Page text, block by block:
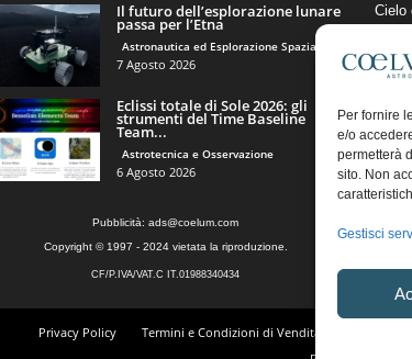
Per fornire
e/o
permetterà
sito. Non
Gestisci
Il futuro dell’esplorazione lunare
passa per l’Etna
Astronautica ed Esplorazione Spaziale
7 Agosto 2026
Eclissi totale di Sole 2026: gli
strumenti del Time Baseline
Team...
Astrotecnica e Osservazione
6 Agosto 2026
Cielo
Il
Pubblicità: ads@coelum.com
Copyright © 1997 - 2024 vietata la riproduzione.
CF/P.IVA/VAT.C IT.01988340434
Privacy Policy Termini e Condizioni di Vendita